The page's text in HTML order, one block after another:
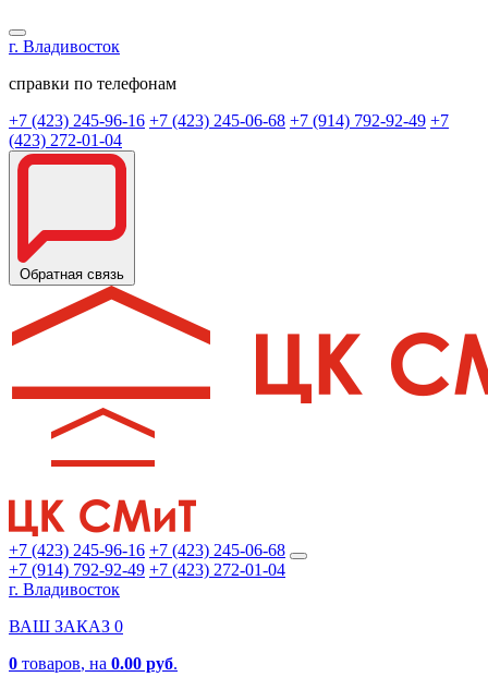
г. Владивосток
справки по телефонам
+7 (423) 245-96-16 +7 (423) 245-06-68 +7 (914) 792-92-49 +7
(423) 272-01-04
Обратная связь
+7 (423) 245-96-16 +7 (423) 245-06-68
+7 (914) 792-92-49 +7 (423) 272-01-04
г. Владивосток
ВАШ ЗАКАЗ 0
0 товаров, на 0.00 руб.